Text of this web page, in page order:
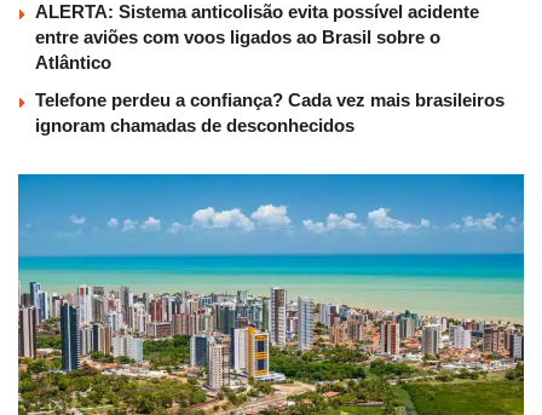
ALERTA: Sistema anticolisão evita possível acidente
entre aviões com voos ligados ao Brasil sobre o
Atlântico
Telefone perdeu a confiança? Cada vez mais brasileiros
ignoram chamadas de desconhecidos